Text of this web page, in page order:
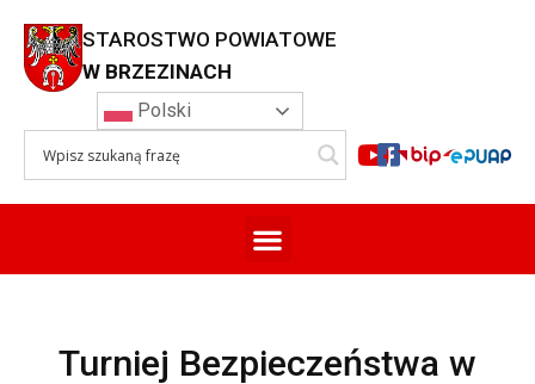
STAROSTWO POWIATOWE
W BRZEZINACH
Polski
Turniej Bezpieczeństwa w